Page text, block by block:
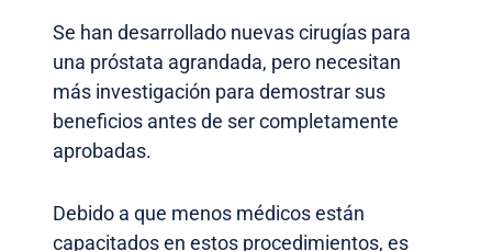
Se han desarrollado nuevas cirugías para
una próstata agrandada, pero necesitan
más investigación para demostrar sus
beneficios antes de ser completamente
aprobadas.
Debido a que menos médicos están
capacitados en estos procedimientos, es